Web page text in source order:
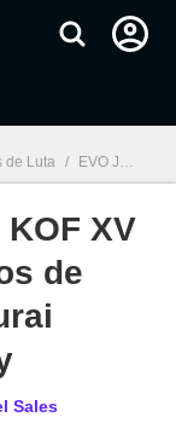
de Luta / EVO Japão 2023 terá KOF XV e torneios secundários de KOF 98, Garou, Samurai Shodown e Fatal Fury
XV
de
Sales